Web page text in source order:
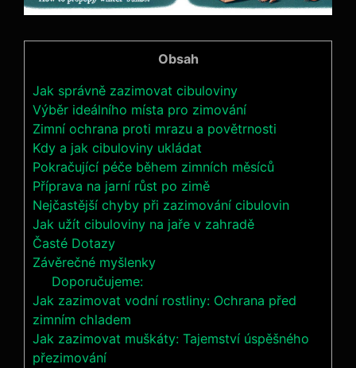
Obsah
Jak správně zazimovat cibuloviny
Výběr ideálního místa pro zimování
Zimní ochrana proti mrazu a povětrnosti
Kdy a jak cibuloviny ukládat
Pokračující péče během zimních měsíců
Příprava na jarní růst po zimě
Nejčastější chyby při zazimování cibulovin
Jak užít cibuloviny na jaře v zahradě
Časté Dotazy
Závěrečné myšlenky
Doporučujeme:
Jak zazimovat vodní rostliny: Ochrana před
zimním chladem
Jak zazimovat muškáty: Tajemství úspěšného
přezimování